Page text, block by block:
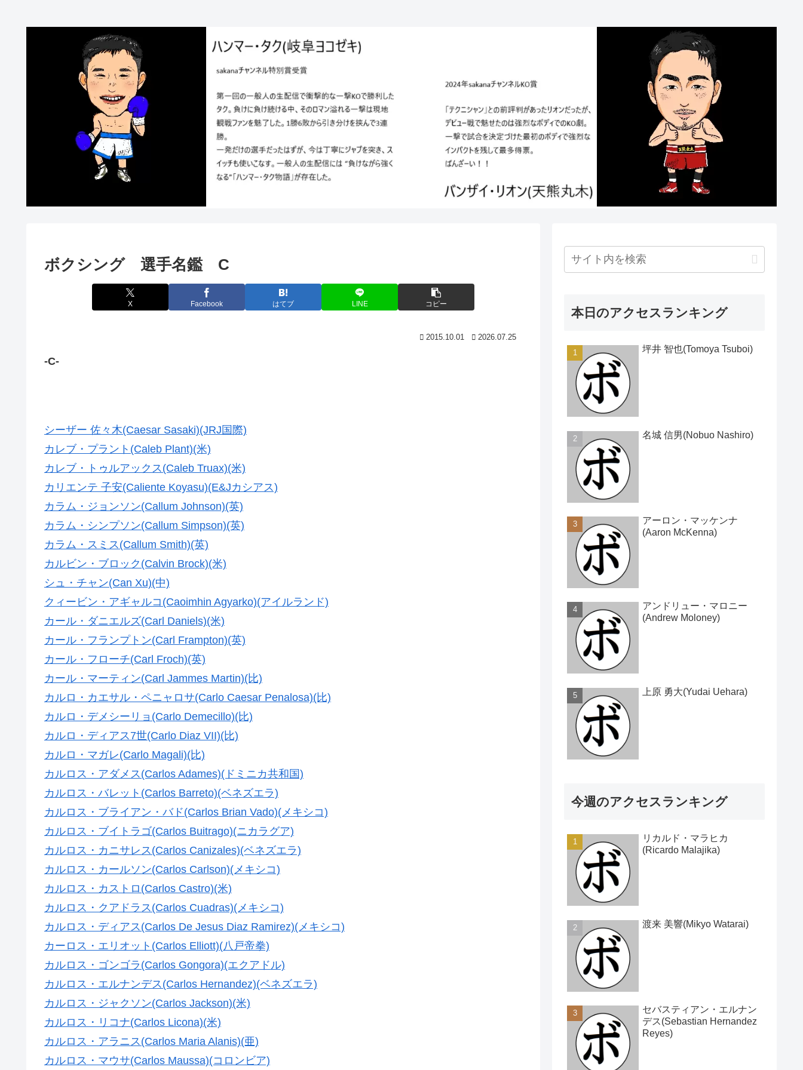
ボクシング 選手名鑑 C
X Facebook はてブ LINE コピー
2015.10.01 2026.07.25
-C-
シーザー 佐々木(Caesar Sasaki)(JRJ国際)
カレブ・プラント(Caleb Plant)(米)
カレブ・トゥルアックス(Caleb Truax)(米)
カリエンテ 子安(Caliente Koyasu)(E&Jカシアス)
カラム・ジョンソン(Callum Johnson)(英)
カラム・シンプソン(Callum Simpson)(英)
カラム・スミス(Callum Smith)(英)
カルビン・ブロック(Calvin Brock)(米)
シュ・チャン(Can Xu)(中)
クィービン・アギャルコ(Caoimhin Agyarko)(アイルランド)
カール・ダニエルズ(Carl Daniels)(米)
カール・フランプトン(Carl Frampton)(英)
カール・フローチ(Carl Froch)(英)
カール・マーティン(Carl Jammes Martin)(比)
カルロ・カエサル・ペニャロサ(Carlo Caesar Penalosa)(比)
カルロ・デメシーリョ(Carlo Demecillo)(比)
カルロ・ディアス7世(Carlo Diaz VII)(比)
カルロ・マガレ(Carlo Magali)(比)
カルロス・アダメス(Carlos Adames)(ドミニカ共和国)
カルロス・バレット(Carlos Barreto)(ベネズエラ)
カルロス・ブライアン・バド(Carlos Brian Vado)(メキシコ)
カルロス・ブイトラゴ(Carlos Buitrago)(ニカラグア)
カルロス・カニサレス(Carlos Canizales)(ベネズエラ)
カルロス・カールソン(Carlos Carlson)(メキシコ)
カルロス・カストロ(Carlos Castro)(米)
カルロス・クアドラス(Carlos Cuadras)(メキシコ)
カルロス・ディアス(Carlos De Jesus Diaz Ramirez)(メキシコ)
カーロス・エリオット(Carlos Elliott)(八戸帝拳)
カルロス・ゴンゴラ(Carlos Gongora)(エクアドル)
カルロス・エルナンデス(Carlos Hernandez)(ベネズエラ)
カルロス・ジャクソン(Carlos Jackson)(米)
カルロス・リコナ(Carlos Licona)(米)
カルロス・アラニス(Carlos Maria Alanis)(亜)
カルロス・マウサ(Carlos Maussa)(コロンビア)
本日のアクセスランキング
坪井 智也(Tomoya Tsuboi)
名城 信男(Nobuo Nashiro)
アーロン・マッケンナ
(Aaron McKenna)
アンドリュー・マロニー
(Andrew Moloney)
上原 勇大(Yudai Uehara)
今週のアクセスランキング
リカルド・マラヒカ
(Ricardo Malajika)
渡来 美響(Mikyo Watarai)
セバスティアン・エルナン
デス(Sebastian Hernandez
Reyes)